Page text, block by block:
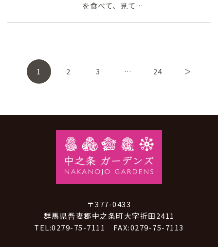
を食べて、見て…
1 2 3 … 24 ＞
〒377-0433
群馬県吾妻郡中之条町大字折田2411
TEL:0279-75-7111 FAX:0279-75-7113